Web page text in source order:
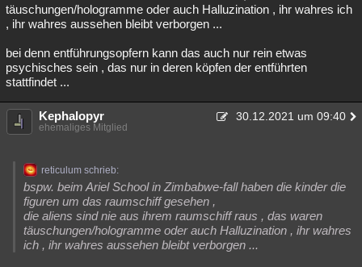
täuschungen/hologramme oder auch Halluzination , ihr wahres ich
, ihr wahres aussehen bleibt verborgen ...
bei denn entführungsopfern kann das auch nur rein etwas
psychisches sein , das nur in deren köpfen der entführten
stattfindet ...
Kephalopyr 30.12.2021 um 09:40
ehemaliges Mitglied
reticulum schrieb:
bspw. beim Ariel School in Zimbabwe-fall haben die kinder die
figuren um das raumschiff gesehen ,
die aliens sind nie aus ihrem raumschiff raus , das waren
täuschungen/hologramme oder auch Halluzination , ihr wahres
ich , ihr wahres aussehen bleibt verborgen ...